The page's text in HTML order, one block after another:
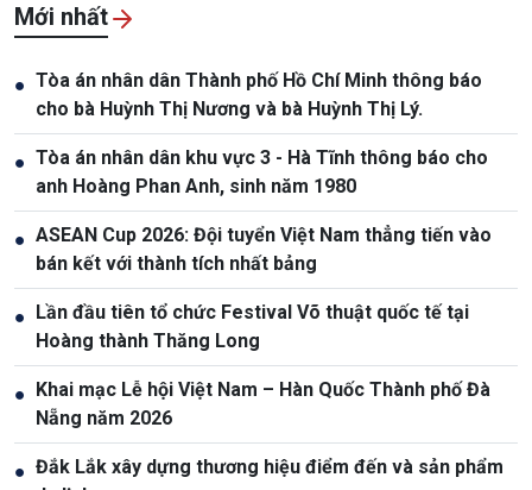
Mới nhất
● Tòa án nhân dân Thành phố Hồ Chí Minh thông báo
cho bà Huỳnh Thị Nương và bà Huỳnh Thị Lý.
● Tòa án nhân dân khu vực 3 - Hà Tĩnh thông báo cho
anh Hoàng Phan Anh, sinh năm 1980
● ASEAN Cup 2026: Đội tuyển Việt Nam thẳng tiến vào
bán kết với thành tích nhất bảng
● Lần đầu tiên tổ chức Festival Võ thuật quốc tế tại
Hoàng thành Thăng Long
● Khai mạc Lễ hội Việt Nam – Hàn Quốc Thành phố Đà
Nẵng năm 2026
● Đắk Lắk xây dựng thương hiệu điểm đến và sản phẩm